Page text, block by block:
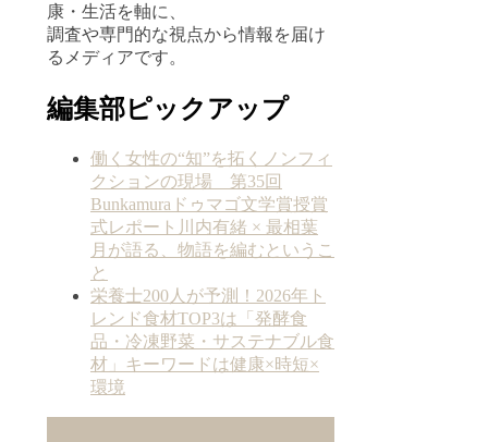
康・生活を軸に、
調査や専門的な視点から情報を届け
るメディアです。
編集部ピックアップ
働く女性の“知”を拓くノンフィ
クションの現場 第35回
Bunkamuraドゥマゴ文学賞授賞
式レポート川内有緒 × 最相葉
月が語る、物語を編むというこ
と
栄養士200人が予測！2026年ト
レンド食材TOP3は「発酵食
品・冷凍野菜・サステナブル食
材」キーワードは健康×時短×
環境